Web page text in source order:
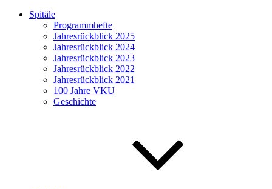
Spitäle
Programmhefte
Jahresrückblick 2025
Jahresrückblick 2024
Jahresrückblick 2023
Jahresrückblick 2022
Jahresrückblick 2021
100 Jahre VKU
Geschichte